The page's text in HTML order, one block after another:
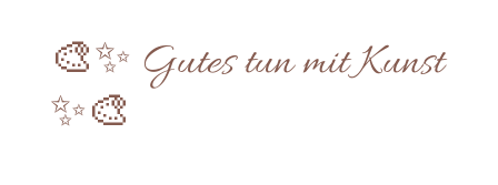
🎨✨ Gutes tun mit Kunst
✨🎨